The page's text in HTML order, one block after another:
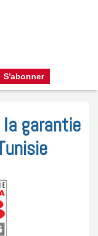
garantie